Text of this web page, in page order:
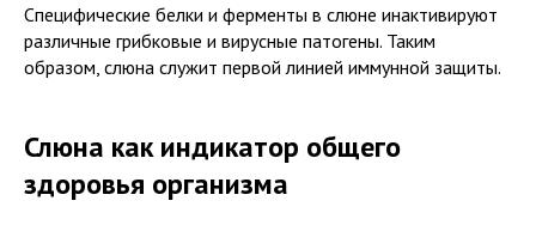
Специфические белки и ферменты в слюне инактивируют
различные грибковые и вирусные патогены. Таким
образом, слюна служит первой линией иммунной защиты.
Слюна как индикатор общего
здоровья организма